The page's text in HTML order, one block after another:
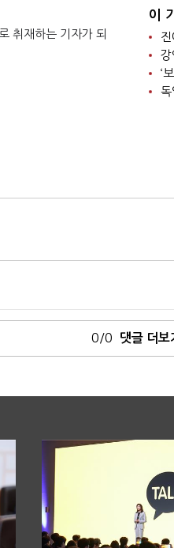
취재하는 기자가 되
이
강
‘
독
0/0 댓글 더보